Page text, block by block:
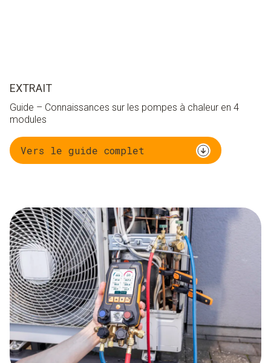
EXTRAIT
Guide – Connaissances sur les pompes à chaleur en 4
modules
Vers le guide complet